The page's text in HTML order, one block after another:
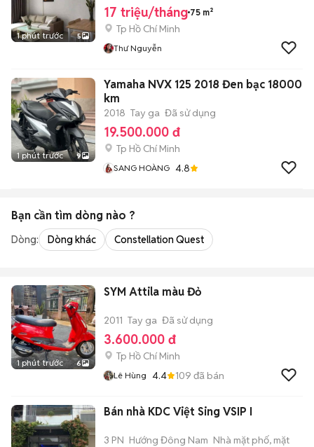
1 phút trước 5
17 triệu/tháng 75 m²
Tp Hồ Chí Minh
Thư Nguyễn
1 phút trước 9
Yamaha NVX 125 2018 Đen bạc 18000
km
2018 Tay ga Đã sử dụng
19.500.000 đ
Tp Hồ Chí Minh
SANG HOÀNG 4.8
Bạn cần tìm dòng nào ?
Dòng: Dòng khác Constellation Quest
1 phút trước 6
SYM Attila màu Đỏ
2011 Tay ga Đã sử dụng
3.600.000 đ
Tp Hồ Chí Minh
Lê Hùng 4.4 109 đã bán
Bán nhà KDC Việt Sing VSIP I
3 PN Hướng Đông Nam Nhà mặt phố, mặt